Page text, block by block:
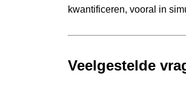
kwantificeren, vooral in
Veelgestelde